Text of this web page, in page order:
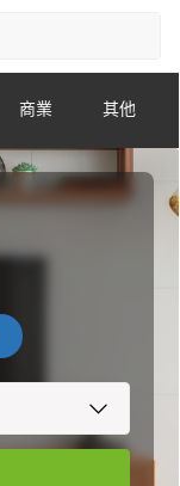
商業 其他